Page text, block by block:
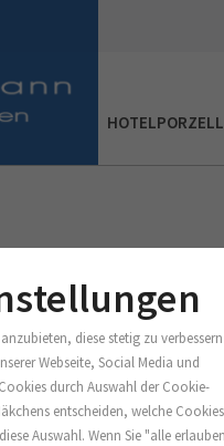
diese stetig zu verbessern
Webseite, Social Media und
durch Auswahl der Cookie-
entscheiden, welche Cookies
Auswahl. Wenn Sie "alle